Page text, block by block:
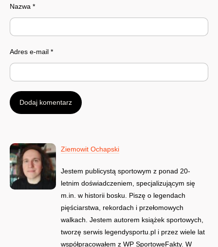
Nazwa *
Adres e-mail *
Ziemowit Ochapski
Jestem publicystą sportowym z ponad 20-
letnim doświadczeniem, specjalizującym się
m.in. w historii bosku. Piszę o legendach
pięściarstwa, rekordach i przełomowych
walkach. Jestem autorem książek sportowych,
tworzę serwis legendysportu.pl i przez wiele lat
współpracowałem z WP SportoweFakty. W